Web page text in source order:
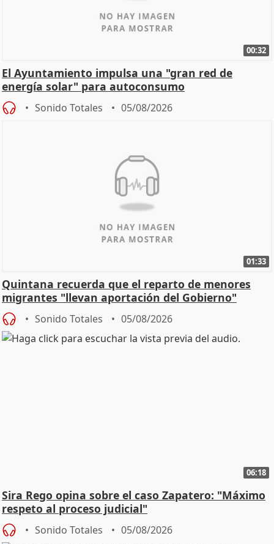
00:32
El Ayuntamiento impulsa una "gran red de
energía solar" para autoconsumo
Sonido Totales 05/08/2026
01:33
Quintana recuerda que el reparto de menores
migrantes "llevan aportación del Gobierno"
central
Sonido Totales 05/08/2026
06:18
Sira Rego opina sobre el caso Zapatero: "Máximo
respeto al proceso judicial"
Sonido Totales 05/08/2026